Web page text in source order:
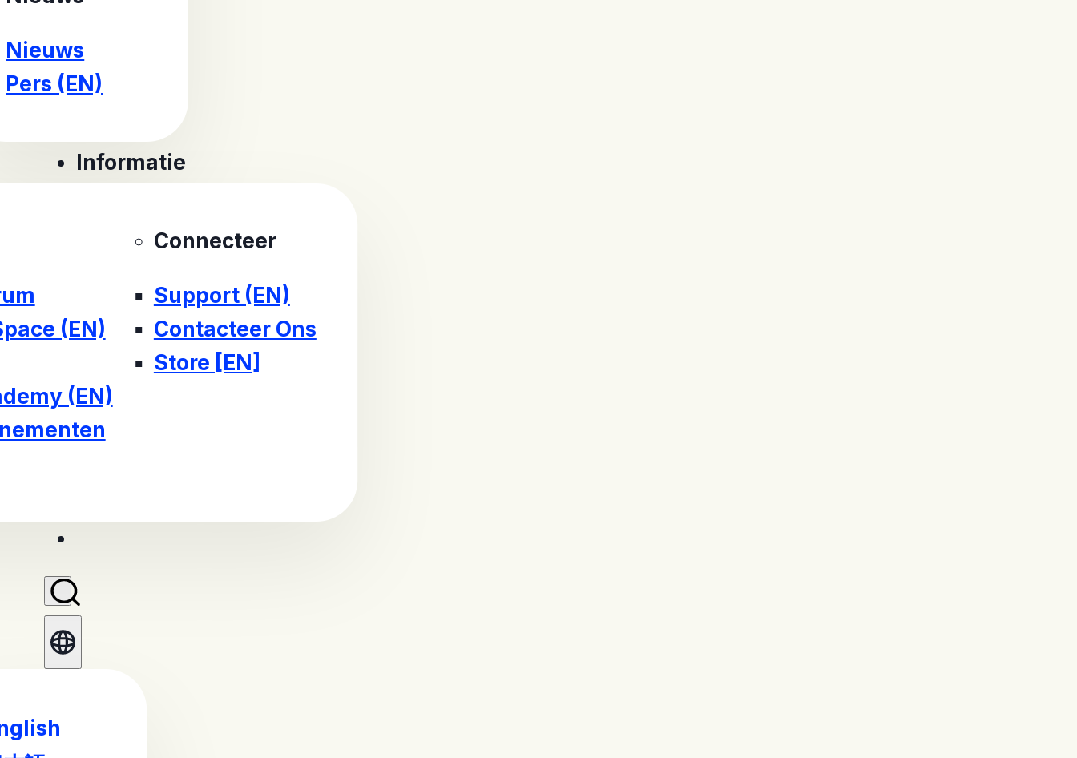
Nieuws
Pers (EN)
Informatie
(EN)
(EN)
Connecteer
Support (EN)
Contacteer Ons
Store [EN]